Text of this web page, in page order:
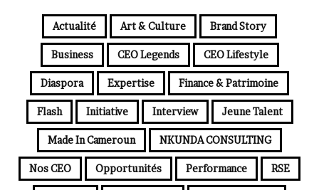
Actualité Art & Culture Brand Story
Business CEO Legends CEO Lifestyle
Diaspora Expertise Finance & Patrimoine
Flash Initiative Interview Jeune Talent
Made In Cameroun NKUNDA CONSULTING
Nos CEO Opportunités Performance RSE